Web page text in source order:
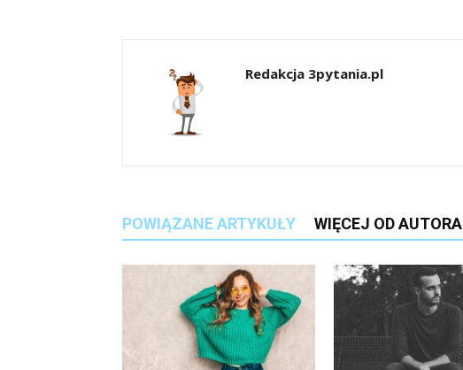
Redakcja 3pytania.pl
POWIĄZANE ARTYKUŁY WIĘCEJ OD AUTORA